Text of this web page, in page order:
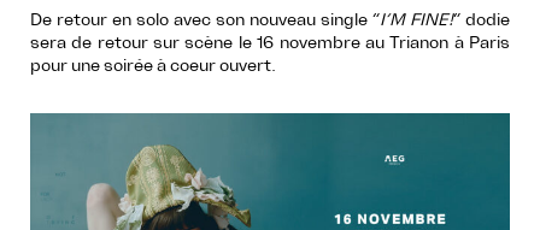
De retour en solo avec son nouveau single “I’M FINE!” dodie
sera de retour sur scène le 16 novembre au Trianon à Paris
pour une soirée à coeur ouvert.